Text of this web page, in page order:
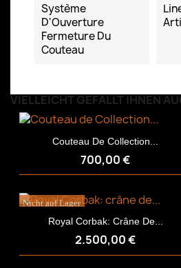
Système
D'Ouverture
Fermeture Du
Couteau
VIELLEICHT GEFÄLLT IHNEN
Couteau De Collection...
700,00 €
Royal Corbak: Crâne De...
2.500,00 €
Nicht auf Lager